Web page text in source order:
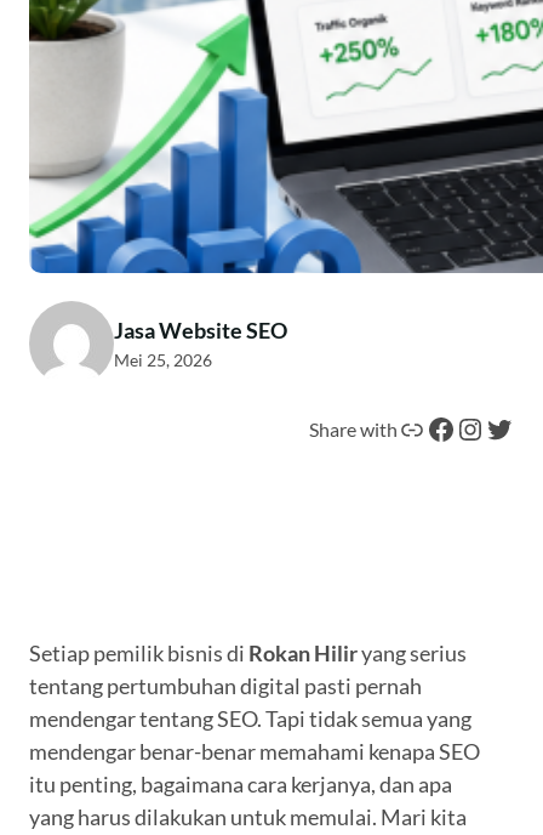
Jasa Website SEO
Mei 25, 2026
Share with Tautan Facebook Instagram Twitter
Setiap pemilik bisnis di Rokan Hiliryang serius
tentang pertumbuhan digital pasti pernah
mendengar tentang SEO. Tapi tidak semua yang
mendengar benar-benar memahami kenapa SEO
itu penting, bagaimana cara kerjanya, dan apa
yang harus dilakukan untuk memulai. Mari kita